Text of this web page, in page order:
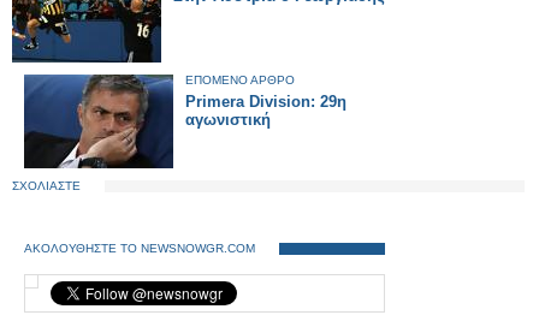
ΕΠΟΜΕΝΟ ΑΡΘΡΟ
Primera Division: 29η
αγωνιστική
ΣΧΟΛΙΑΣΤΕ
ΑΚΟΛΟΥΘΗΣΤΕ ΤΟ NEWSNOWGR.COM